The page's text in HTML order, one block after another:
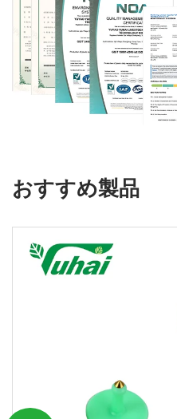
おすすめ製品